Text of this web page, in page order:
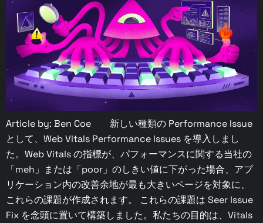
Article by: Ben Coe 新しい種類の Performance Issue
として、Web Vitals Performance Issues を導入しまし
た。Web Vitals の指標が、パフォーマンスに関する当社の
「meh」または「poor」のしきい値に下がった場合、アプ
リケーション内の改善余地が最も大きいページを対象に、
これらの課題が作成されます。 これらの課題は Seer Issue
Fix を念頭に置いて構築しました。私たちの目的は、Vitals